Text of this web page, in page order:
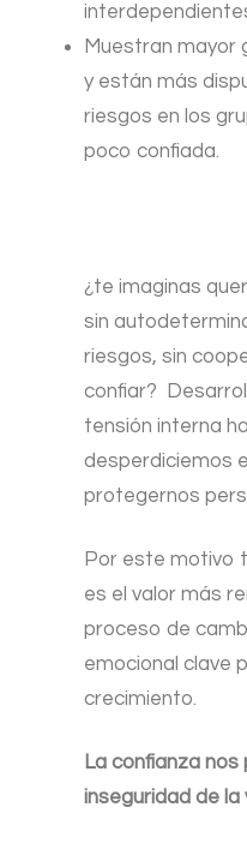
Muestran mayor
y están más
riesgos en los
poco confiada.
¿te imaginas
sin
riesgos, sin
confiar?
tensión interna
desperdiciemos
protegernos
Por este motivo
es el valor más
proceso de
emocional clave
crecimiento.
La confianza
inseguridad de la